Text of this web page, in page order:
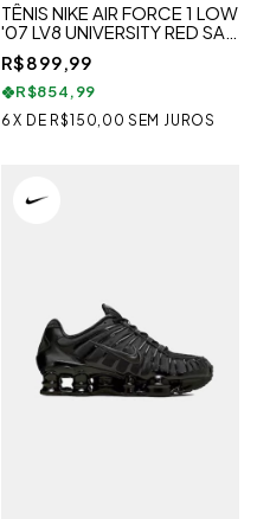
TÊNIS NIKE AIR FORCE 1 LOW
'07 LV8 UNIVERSITY RED SAIL
BLACK
R$899,99
R$854,99
6 X DE R$150,00 SEM JUROS